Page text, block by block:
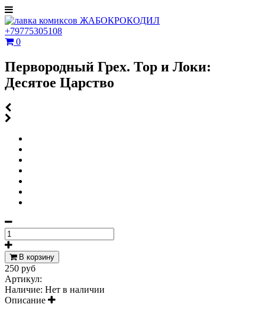
+79775305108
0
Первородный Грех. Тор и Локи:
Десятое Царство
В корзину
250 руб
Артикул:
Наличие: Нет в наличии
Описание